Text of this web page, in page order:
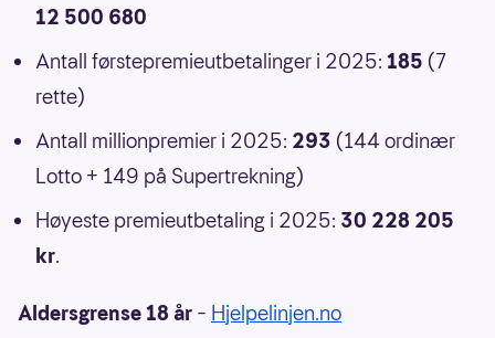
12 500 680
Antall førstepremieutbetalinger i 2025: 185 (7
rette)
Antall millionpremier i 2025: 293 (144 ordinær
Lotto + 149 på Supertrekning)
Høyeste premieutbetaling i 2025: 30 228 205
kr.
Aldersgrense 18 år – Hjelpelinjen.no